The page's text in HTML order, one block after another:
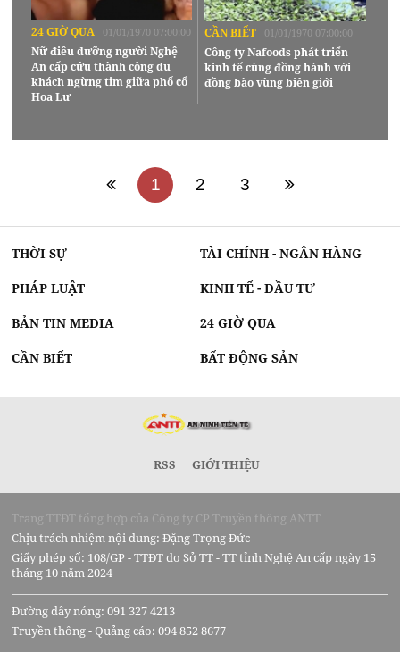
24 GIỜ QUA 01/01/1970 07:00:00
Nữ điều dưỡng người Nghệ
An cấp cứu thành công du
khách ngừng tim giữa phố cổ
Hoa Lư
CẦN BIẾT 01/01/1970 07:00:00
Công ty Nafoods phát triển
kinh tế cùng đồng hành với
đồng bào vùng biên giới
1 2 3
THỜI SỰ TÀI CHÍNH - NGÂN HÀNG
PHÁP LUẬT KINH TẾ - ĐẦU TƯ
BẢN TIN MEDIA 24 GIỜ QUA
CẦN BIẾT BẤT ĐỘNG SẢN
RSS GIỚI THIỆU
Trang TTĐT tổng hợp của Công ty CP Truyền thông ANTT
Chịu trách nhiệm nội dung: Đặng Trọng Đức
Giấy phép số: 108/GP - TTĐT do Sở TT - TT tỉnh Nghệ An cấp ngày 15
tháng 10 năm 2024
Đường dây nóng: 091 327 4213
Truyền thông - Quảng cáo: 094 852 8677